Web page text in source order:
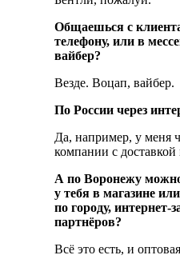
Общаешься с
телефону, или в
вайбер?
Везде. Воцап, вайбер.
По России через
Да, например, у меня
компании с доставкой
А по Воронежу
у тебя в магазине
по городу, интернет-
партнёров?
Всё это есть, и